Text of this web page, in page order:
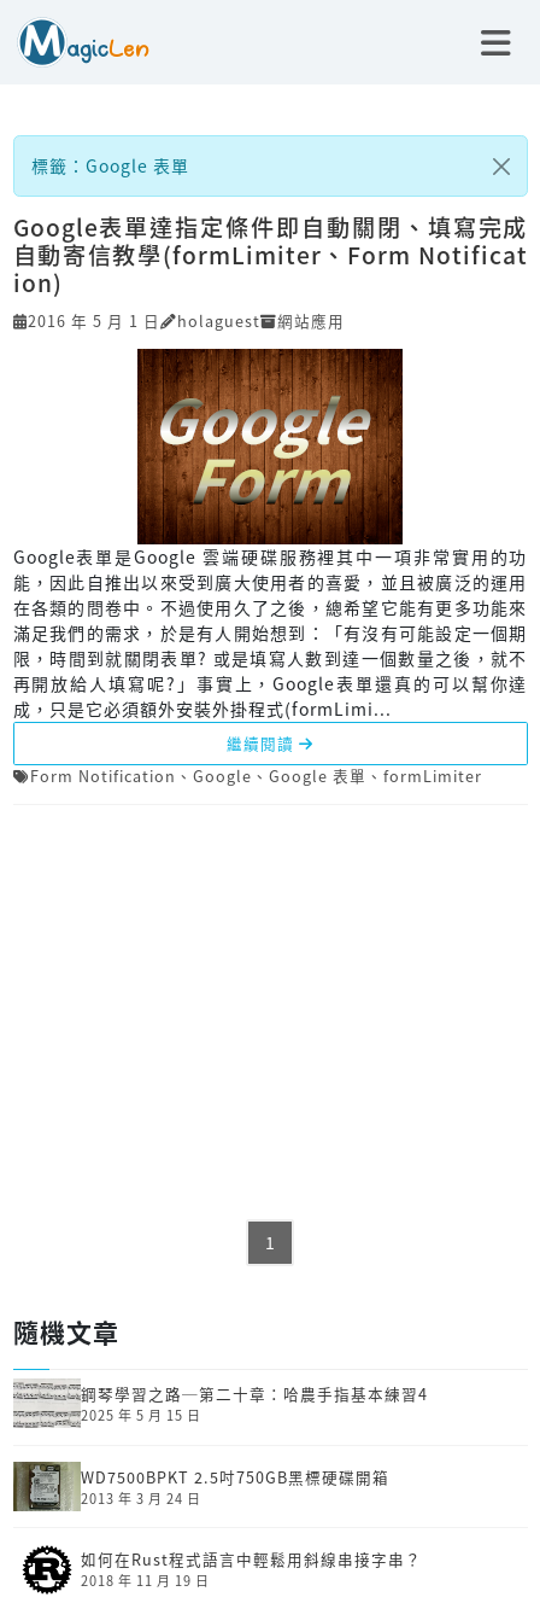
標籤：Google 表單
Google表單達指定條件即自動關閉、填寫完成
自動寄信教學(formLimiter、Form Notificat
ion)
2016 年 5 月 1 日 holaguest 網站應用
Google表單是Google 雲端硬碟服務裡其中一項非常實用的功
能，因此自推出以來受到廣大使用者的喜愛，並且被廣泛的運用
在各類的問卷中。不過使用久了之後，總希望它能有更多功能來
滿足我們的需求，於是有人開始想到：「有沒有可能設定一個期
限，時間到就關閉表單? 或是填寫人數到達一個數量之後，就不
再開放給人填寫呢?」事實上，Google表單還真的可以幫你達
成，只是它必須額外安裝外掛程式(formLimi...
繼續閱讀
Form Notification 、 Google 、 Google 表單 、 formLimiter
1
隨機文章
鋼琴學習之路─第二十章：哈農手指基本練習4
2025 年 5 月 15 日
WD7500BPKT 2.5吋750GB黑標硬碟開箱
2013 年 3 月 24 日
如何在Rust程式語言中輕鬆用斜線串接字串？
2018 年 11 月 19 日